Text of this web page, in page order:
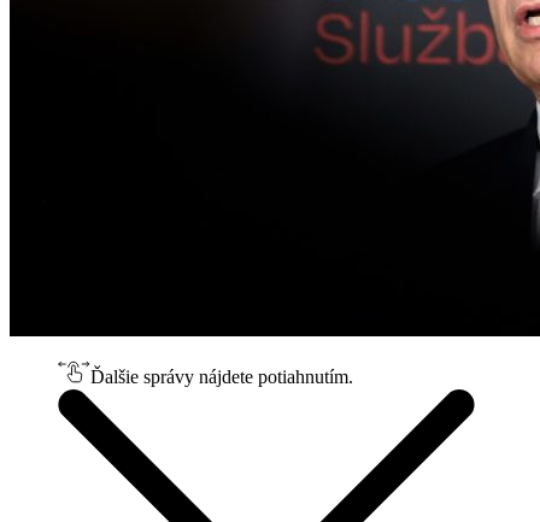
Ďalšie správy nájdete potiahnutím.